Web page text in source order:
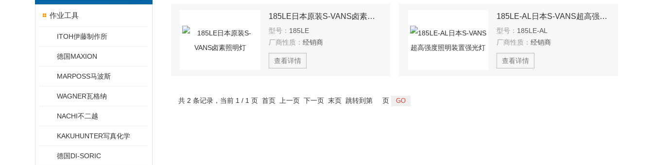
作业工具
ITOH伊藤制作所
德国MAXION
MARPOSS马波斯
WAGNER瓦格纳
NACHI不二越
KAKUHUNTER写真化学
德国DI-SORIC
185LE日本原装S-VANS卤素照明灯
型号： 185LE
厂商性质： 经销商
查看详情
185LE-AL日本S-VANS超高强度照明装置强光灯
型号： 185LE-AL
厂商性质： 经销商
查看详情
共 2 条记录，当前 1 / 1 页 首页 上一页 下一页 末页 跳转到第 页